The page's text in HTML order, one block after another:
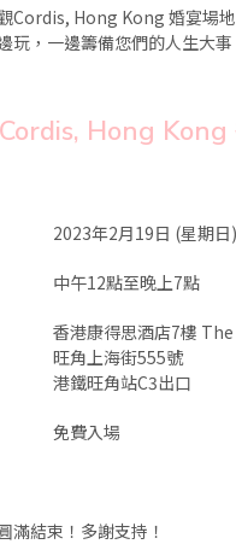
Cordis, Hong Kong 婚宴場
玩，一邊籌備您們的人生大
Hong
2023年2月19日 (星期日)
中午12點至晚上7點
香港康得思酒店7樓
旺角上海街555號
港鐵旺角站C3出口
免費入場
滿結束！多謝支持！